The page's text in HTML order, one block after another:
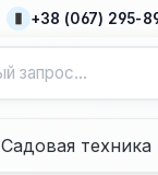
+38 (067) 295-
Садовая техника